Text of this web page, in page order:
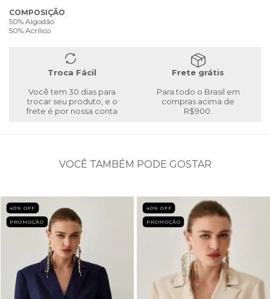
COMPOSIÇÃO
50% Algodão
50% Acrílico
Troca Fácil
Você tem 30 dias para
trocar seu produto, e o
frete é por nossa conta
Frete grátis
Para todo o Brasil em
compras acima de
R$900.
VOCÊ TAMBÉM PODE GOSTAR
40% OFF
PROMOÇÃO
40% OFF
PROMOÇÃO